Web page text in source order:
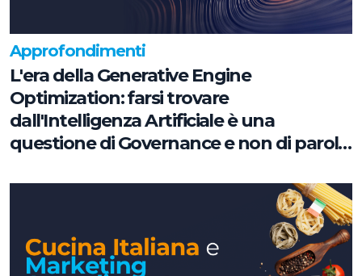
Approfondimenti
L'era della Generative Engine
Optimization: farsi trovare
dall'Intelligenza Artificiale è una
questione di Governance e non di parole